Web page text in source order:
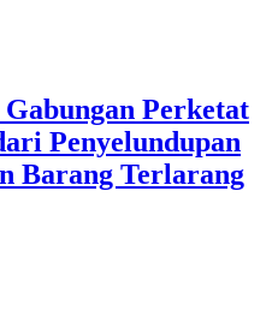
Perketat
Penyelundupan
Barang Terlarang